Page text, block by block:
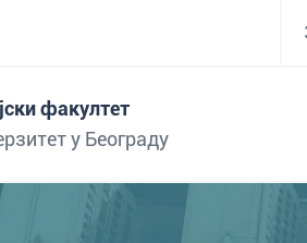
факултет
у Београду